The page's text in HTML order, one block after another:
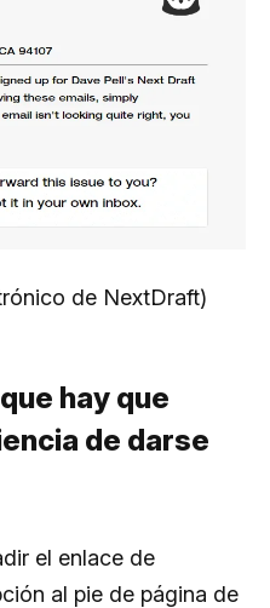
de NextDraft)
hay que
de darse
el enlace de
al pie de página de